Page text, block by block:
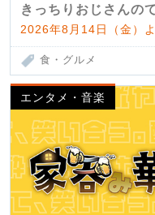
きっちりおじさんの
2026年8月14日（金）
食・グルメ
エンタメ・音楽